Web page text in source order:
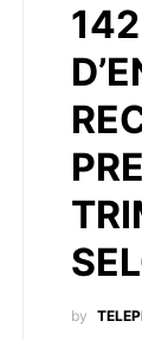
by